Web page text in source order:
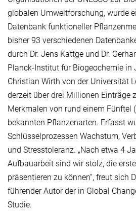
globalen Umweltforschung, wurde
Datenbank funktioneller
bisher 93 verschiedenen
durch Dr. Jens Kattge und Dr.
Planck-Institut für Biogeochemie in
Christian Wirth von der Universität
derzeit über drei Millionen Einträge
Merkmalen von rund einem Fünftel
bekannten Pflanzenarten. Erfasst
Schlüsselprozessen Wachstum,
und Stresstoleranz. „Nach etwa 4
Aufbauarbeit sind wir stolz, die
präsentieren zu können“, freut sich
führender Autor der in Global
Studie.